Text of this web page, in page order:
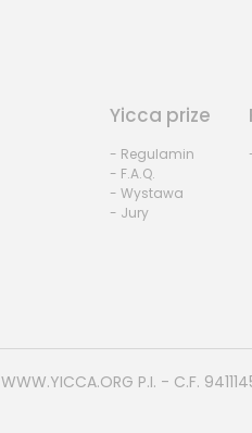
Yicca prize
- Regulamin
- F.A.Q.
- Wystawa
- Jury
WWW.YICCA.ORG P.I. - C.F.